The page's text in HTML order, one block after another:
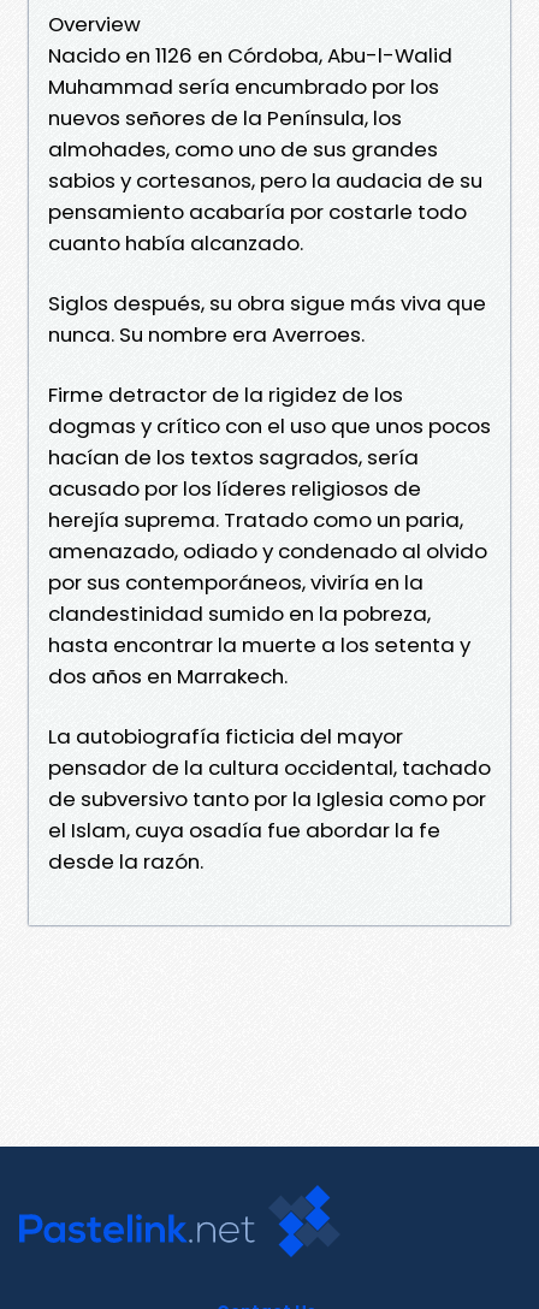
Overview
Nacido en 1126 en Córdoba, Abu-l-Walid
Muhammad sería encumbrado por los
nuevos señores de la Península, los
almohades, como uno de sus grandes
sabios y cortesanos, pero la audacia de su
pensamiento acabaría por costarle todo
cuanto había alcanzado.
Siglos después, su obra sigue más viva que
nunca. Su nombre era Averroes.
Firme detractor de la rigidez de los
dogmas y crítico con el uso que unos pocos
hacían de los textos sagrados, sería
acusado por los líderes religiosos de
herejía suprema. Tratado como un paria,
amenazado, odiado y condenado al olvido
por sus contemporáneos, viviría en la
clandestinidad sumido en la pobreza,
hasta encontrar la muerte a los setenta y
dos años en Marrakech.
La autobiografía ficticia del mayor
pensador de la cultura occidental, tachado
de subversivo tanto por la Iglesia como por
el Islam, cuya osadía fue abordar la fe
desde la razón.